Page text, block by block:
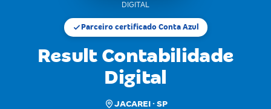
DIGITAL
Parceiro certificado Conta Azul
Result Contabilidade
Digital
JACAREI · SP